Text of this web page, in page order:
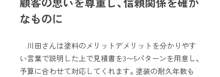
なものに
川田さんは塗料のメリットデメリットを分かりやす
い言葉で説明した上で見積書を3〜5パターンを用意し、
予算に合わせて対応してくれます。塗装の耐久年数も